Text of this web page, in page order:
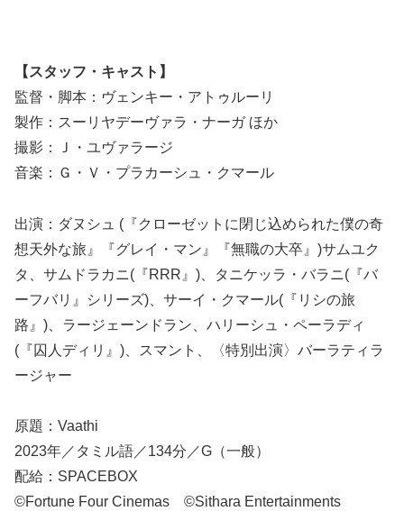
【スタッフ・キャスト】
監督・脚本：ヴェンキー・アトゥルーリ
製作：スーリヤデーヴァラ・ナーガ ほか
撮影：Ｊ・ユヴァラージ
音楽：Ｇ・Ｖ・プラカーシュ・クマール
出演：ダヌシュ (『クローゼットに閉じ込められた僕の奇
想天外な旅』『グレイ・マン』『無職の大卒』)サムユク
タ、サムドラカニ(『RRR』)、タニケッラ・バラニ(『バ
ーフバリ』シリーズ)、サーイ・クマール(『リシの旅
路』)、ラージェーンドラン、ハリーシュ・ペーラディ
(『囚人ディリ』)、スマント、〈特別出演〉バーラティラ
ージャー
原題：Vaathi
2023年／タミル語／134分／G（一般）
配給：SPACEBOX
©Fortune Four Cinemas ©Sithara Entertainments